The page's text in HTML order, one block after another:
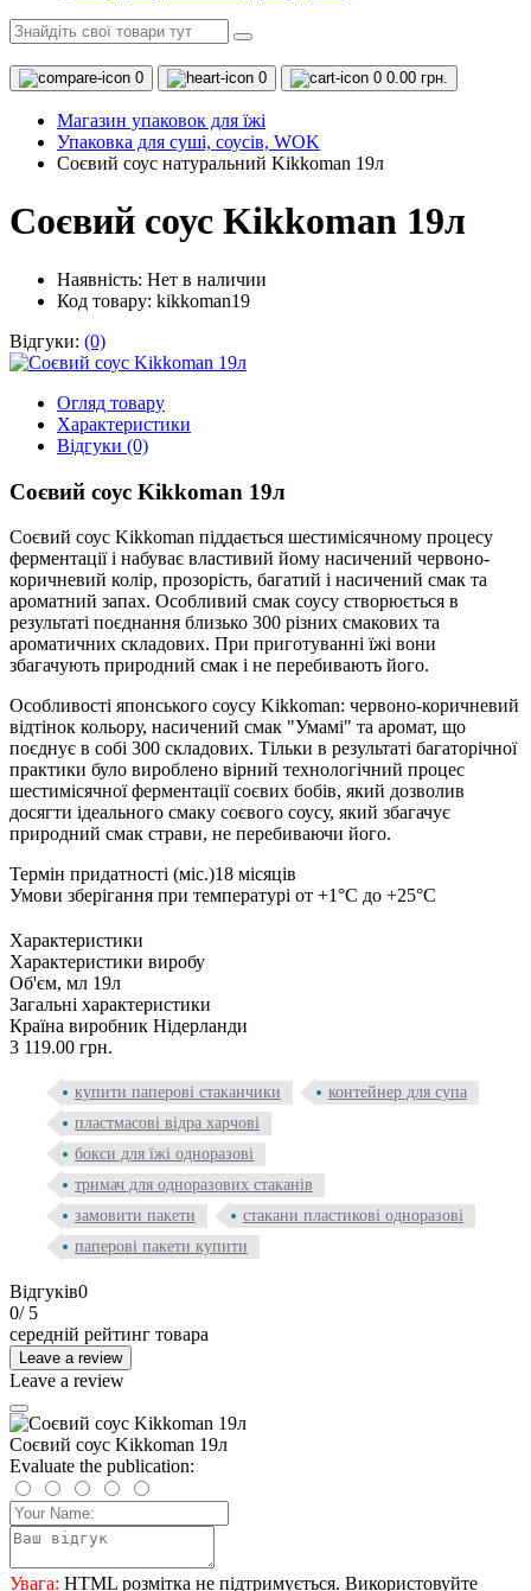
0 0 0 0.00 грн.
Магазин упаковок для їжі
Упаковка для суші, соусів, WOK
Соєвий соус натуральний Kikkoman 19л
Соєвий соус Kikkoman 19л
Наявність: Нет в наличии
Код товару: kikkoman19
Відгуки: (0)
Огляд товару
Характеристики
Відгуки (0)
Соєвий соус Kikkoman 19л
Соєвий соус Kikkoman піддається шестимісячному процесу
ферментації і набуває властивий йому насичений червоно-
коричневий колір, прозорість, багатий і насичений смак та
ароматний запах. Особливий смак соусу створюється в
результаті поєднання близько 300 різних смакових та
ароматичних складових. При приготуванні їжі вони
збагачують природний смак і не перебивають його.
Особливості японського соусу Kikkoman: червоно-коричневий
відтінок кольору, насичений смак "Умамі" та аромат, що
поєднує в собі 300 складових. Тільки в результаті багаторічної
практики було вироблено вірний технологічний процес
шестимісячної ферментації соєвих бобів, який дозволив
досягти ідеального смаку соєвого соусу, який збагачує
природний смак страви, не перебиваючи його.
Термін придатності (міс.)18 місяців
Умови зберігання при температурі от +1°C до +25°C
Характеристики
Характеристики виробу
Об'єм, мл 19л
Загальні характеристики
Країна виробник Нідерланди
3 119.00 грн.
купити паперові стаканчики
контейнер для супа
пластмасові відра харчові
бокси для їжі одноразові
тримач для одноразових стаканів
замовити пакети
стакани пластикові одноразові
паперові пакети купити
Відгуків0
0/ 5
середній рейтинг товара
Leave a review
Leave a review
Соєвий соус Kikkoman 19л
Evaluate the publication:
Увага: HTML розмітка не підтримується. Використовуйте